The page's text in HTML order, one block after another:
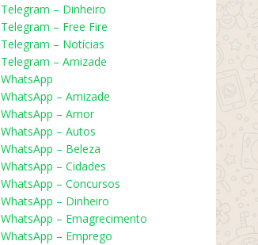
Telegram – Dinheiro
Telegram – Free Fire
Telegram – Notícias
Telegram – Amizade
WhatsApp
WhatsApp – Amizade
WhatsApp – Amor
WhatsApp – Autos
WhatsApp – Beleza
WhatsApp – Cidades
WhatsApp – Concursos
WhatsApp – Dinheiro
WhatsApp – Emagrecimento
WhatsApp – Emprego